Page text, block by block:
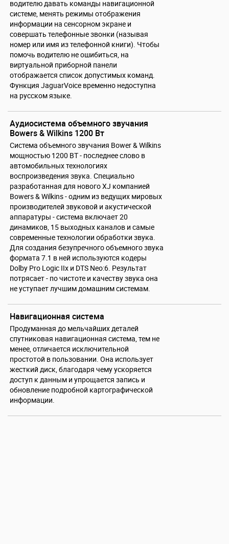
водителю давать команды навигационной
системе, менять режимы отображения
информации на сенсорном экране и
совершать телефонные звонки (называя
номер или имя из телефонной книги). Чтобы
помочь водителю не ошибиться, на
виртуальной приборной панели
отображается список допустимых команд.
Функция JaguarVoice временно недоступна
на русском языке.
Аудиосистема объемного звучания
Bowers & Wilkins 1200 Вт
Система объемного звучания Bower & Wilkins
мощностью 1200 ВТ - последнее слово в
автомобильных технологиях
воспроизведения звука. Специально
разработанная для нового XJ компанией
Bowers & Wilkins - одним из ведущих мировых
производителей звуковой и акустической
аппаратуры - система включает 20
динамиков, 15 выходных каналов и самые
современные технологии обработки звука.
Для создания безупречного объемного звука
формата 7.1 в ней используются кодеры
Dolby Pro Logic IIx и DTS Neo:6. Результат
потрясает - по чистоте и качеству звука она
не уступает лучшим домашним системам.
Навигационная система
Продуманная до мельчайших деталей
спутниковая навигационная система, тем не
менее, отличается исключительной
простотой в пользовании. Она использует
жесткий диск, благодаря чему ускоряется
доступ к данным и упрощается запись и
обновление подробной картографической
информации.